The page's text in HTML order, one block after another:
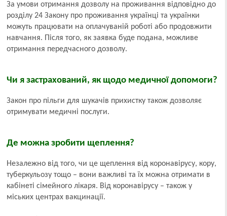
За умови отримання дозволу на проживання відповідно до
розділу 24 Закону про проживання українці та українки
можуть працювати на оплачуваній роботі або продовжити
навчання. Після того, як заявка буде подана, можливе
отримання передчасного дозволу.
Чи я застрахований, як щодо медичної допомоги?
Закон про пільги для шукачів прихистку також дозволяє
отримувати медичні послуги.
Де можна зробити щеплення?
Незалежно від того, чи це щеплення від коронавірусу, кору,
туберкульозу тощо – вони важливі та їх можна отримати в
кабінеті сімейного лікаря. Від коронавірусу – також у
міських центрах вакцинації.